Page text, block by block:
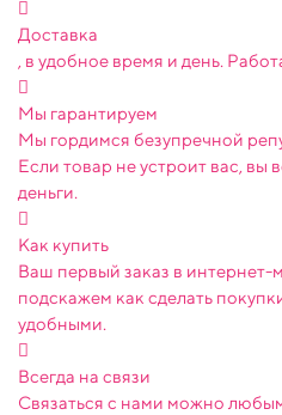
Доставка
, в удобное время и день.
Мы гарантируем
Мы гордимся безупречной
Если товар не устроит вас, вы
деньги.
Как купить
Ваш первый заказ в
подскажем как сделать
удобными.
Всегда на связи
Связаться с нами можно